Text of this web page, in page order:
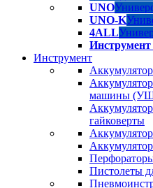
UNO
UNO-K
4ALL
Инструмент
машины
гайковерты
Пистолеты